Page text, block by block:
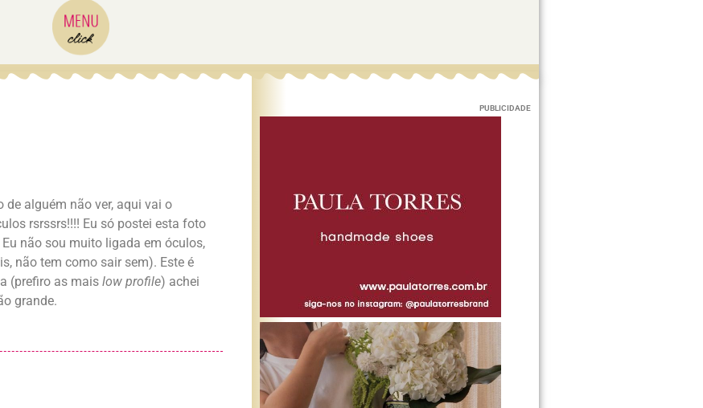
de alguém não ver, aqui vai o
rsrssrs!!!! Eu só postei esta foto
não sou muito ligada em óculos,
não tem como sair sem). Este é
(prefiro as mais low profile) achei
grande.
PUBLICIDADE